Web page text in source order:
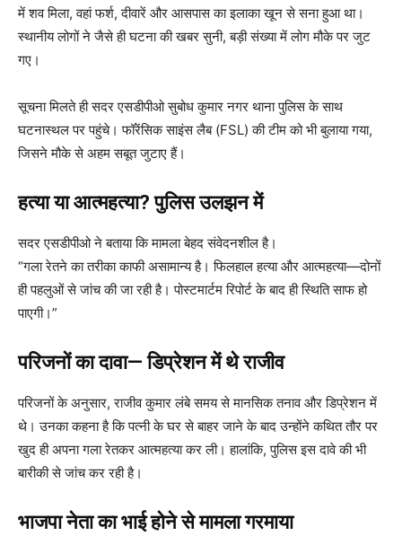
में शव मिला, वहां फर्श, दीवारें और आसपास का इलाका खून से सना हुआ था।
स्थानीय लोगों ने जैसे ही घटना की खबर सुनी, बड़ी संख्या में लोग मौके पर जुट
गए।
सूचना मिलते ही सदर एसडीपीओ सुबोध कुमार नगर थाना पुलिस के साथ
घटनास्थल पर पहुंचे। फॉरेंसिक साइंस लैब (FSL) की टीम को भी बुलाया गया,
जिसने मौके से अहम सबूत जुटाए हैं।
हत्या या आत्महत्या? पुलिस उलझन में
सदर एसडीपीओ ने बताया कि मामला बेहद संवेदनशील है।
“गला रेतने का तरीका काफी असामान्य है। फिलहाल हत्या और आत्महत्या—दोनों
ही पहलुओं से जांच की जा रही है। पोस्टमार्टम रिपोर्ट के बाद ही स्थिति साफ हो
पाएगी।”
परिजनों का दावा— डिप्रेशन में थे राजीव
परिजनों के अनुसार, राजीव कुमार लंबे समय से मानसिक तनाव और डिप्रेशन में
थे। उनका कहना है कि पत्नी के घर से बाहर जाने के बाद उन्होंने कथित तौर पर
खुद ही अपना गला रेतकर आत्महत्या कर ली। हालांकि, पुलिस इस दावे की भी
बारीकी से जांच कर रही है।
भाजपा नेता का भाई होने से मामला गरमाया